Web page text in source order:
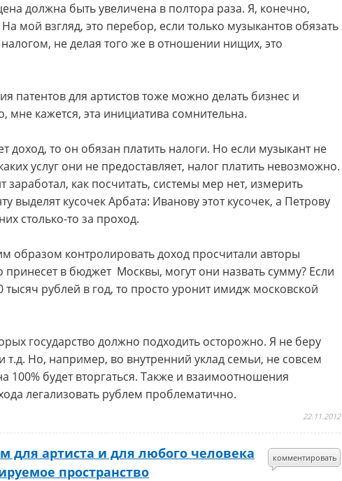
должна быть увеличена в полтора раза. Я, конечно,
мой взгляд, это перебор, если только музыкантов обязать
налогом, не делая того же в отношении нищих, это
патентов для артистов тоже можно делать бизнес и
мне кажется, эта инициатива сомнительна.
доход, то он обязан платить налоги. Но если музыкант не
услуг они не предоставляет, налог платить невозможно.
заработал, как посчитать, системы мер нет, измерить
выделят кусочек Арбата: Иванову этот кусочек, а Петрову
столько-то за проход.
образом контролировать доход просчитали авторы
принесет в бюджет Москвы, могут они назвать сумму? Если
тысяч рублей в год, то просто уронит имидж московской
государство должно подходить осторожно. Я не беру
т.д. Но, например, во внутренний уклад семьи, не совсем
100% будет вторгаться. Также и взаимоотношения
легализовать рублем проблематично.
22.11.2012
комментировать
для артиста и для любого человека
пространство